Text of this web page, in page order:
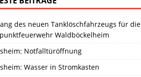
des neuen Tanklöschfahrzeugs für die
Waldböckelheim
Notfalltüröffnung
Wasser in Stromkasten